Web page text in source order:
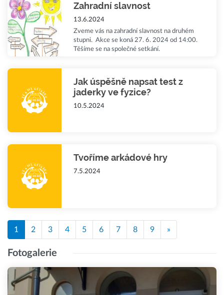
Zahradní slavnost
13.6.2024
Zveme vás na zahradní slavnost na druhém
stupni. Akce se koná 27. 6. 2024 od 14:00.
Těšíme se na společné setkání.
Jak úspěšně napsat test z
jaderky ve fyzice?
10.5.2024
Tvoříme arkádové hry
7.5.2024
1 2 3 4 5 6 7 8 9 »
Fotogalerie